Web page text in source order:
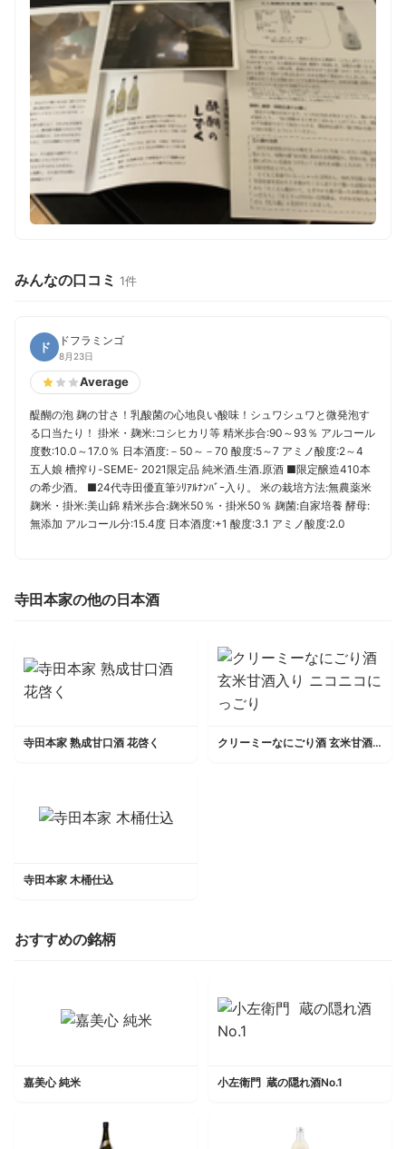
みんなの口コミ 1件
ド ドフラミンゴ
8月23日
Average
醍醐の泡 麹の甘さ！乳酸菌の心地良い酸味！シュワシュワと微発泡す
る口当たり！ 掛米・麹米:コシヒカリ等 精米歩合:90～93％ アルコール
度数:10.0～17.0％ 日本酒度:－50～－70 酸度:5～7 アミノ酸度:2～4
五人娘 槽搾り-SEME- 2021限定品 純米酒.生酒.原酒 ■限定醸造410本
の希少酒。 ■24代寺田優直筆ｼﾘｱﾙﾅﾝﾊﾞｰ入り。 米の栽培方法:無農薬米
麹米・掛米:美山錦 精米歩合:麹米50％・掛米50％ 麹菌:自家培養 酵母:
無添加 アルコール分:15.4度 日本酒度:+1 酸度:3.1 アミノ酸度:2.0
寺田本家の他の日本酒
寺田本家 熟成甘口酒 花啓く クリーミーなにごり酒 玄米甘酒入り ニコニコにっごり
寺田本家 木桶仕込
おすすめの銘柄
嘉美心 純米 小左衛門 蔵の隠れ酒No.1